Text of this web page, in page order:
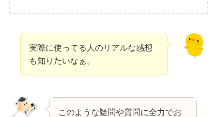
実際に使ってる人のリアルな感想
も知りたいなぁ。
このような疑問や質問に全力でお